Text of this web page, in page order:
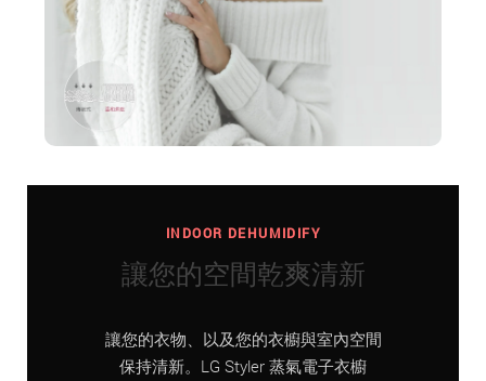
INDOOR DEHUMIDIFY
讓您的空間乾爽清新
讓您的衣物、以及您的衣櫥與室內空間
保持清新。LG Styler 蒸氣電子衣櫥